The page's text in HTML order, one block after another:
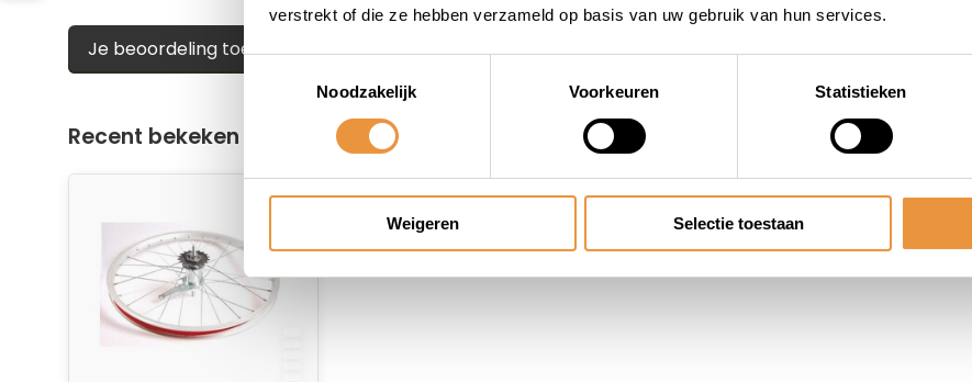
verstrekt of die ze hebben verzameld op basis van uw gebruik van hun services.
Noodzakelijk
Voorkeuren Statistieken
Weigeren Selectie toestaan
Je beoordeling toevoegen
Recent bekeken